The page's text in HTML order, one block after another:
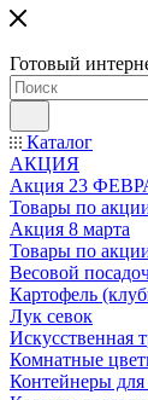
Готовый
Каталог
АКЦИЯ
Акция 23
Товары по
Акция 8 марта
Товары по
Весовой
Картофель
Лук севок
Искусственная
Комнатные
Контейнеры